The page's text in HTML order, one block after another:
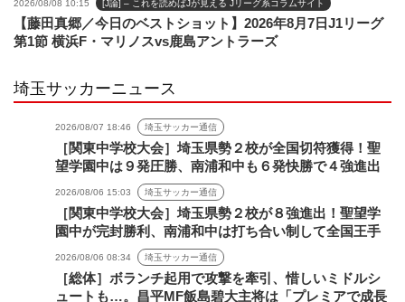
2026/08/08 10:15 [J論] – これを読めばJが見える Jリーグ系コラムサイト
【藤田真郷／今日のベストショット】2026年8月7日J1リーグ
第1節 横浜F・マリノスvs鹿島アントラーズ
埼玉サッカーニュース
2026/08/07 18:46 埼玉サッカー通信
［関東中学校大会］埼玉県勢２校が全国切符獲得！聖
望学園中は９発圧勝、南浦和中も６発快勝で４強進出
2026/08/06 15:03 埼玉サッカー通信
［関東中学校大会］埼玉県勢２校が８強進出！聖望学
園中が完封勝利、南浦和中は打ち合い制して全国王手
2026/08/06 08:34 埼玉サッカー通信
［総体］ボランチ起用で攻撃を牽引、惜しいミドルシ
ュートも…。昌平MF飯島碧大主将は「プレミアで成長